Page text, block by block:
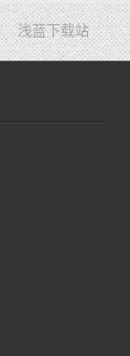
浅蓝下载站